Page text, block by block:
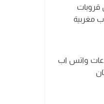
مغربية
واتس اب